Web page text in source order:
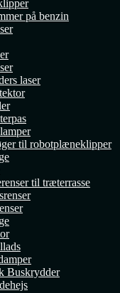
på benzin
laser
til robotplæneklipper
til træterrasse
Buskrydder